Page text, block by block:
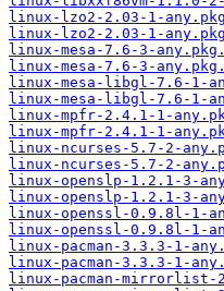
linux-lzo2-2.03-1-
linux-lzo2-2.03-1-
linux-mesa-7.6-3-
linux-mesa-7.6-3-
linux-mesa-libgl-7.6-1-
linux-mesa-libgl-7.6-1-
linux-mpfr-2.4.1-1-
linux-mpfr-2.4.1-1-
linux-ncurses-5.7-2-
linux-ncurses-5.7-2-
linux-openslp-1.2.1-3-
linux-openslp-1.2.1-3-
linux-openssl-0.9.8l-1-
linux-openssl-0.9.8l-1-
linux-pacman-3.3.3-1-
linux-pacman-3.3.3-1-
linux-pacman-mirrorlist-